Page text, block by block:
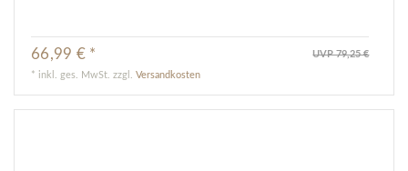
UVP 79,25 €
66,99 € *
* inkl. ges. MwSt. zzgl.Versandkosten